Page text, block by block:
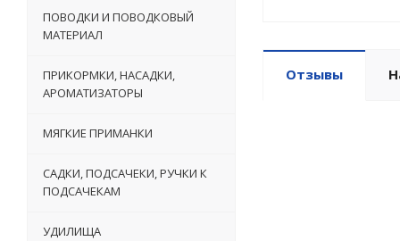
Отзывы
ПОВОДКИ И ПОВОДКОВЫЙ
МАТЕРИАЛ
ПРИКОРМКИ, НАСАДКИ,
АРОМАТИЗАТОРЫ
МЯГКИЕ ПРИМАНКИ
САДКИ, ПОДСАЧЕКИ, РУЧКИ К
ПОДСАЧЕКАМ
УДИЛИЩА